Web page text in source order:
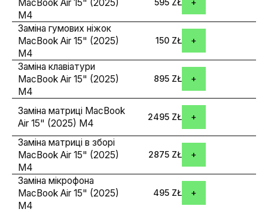
MacBook Air 15" (2025)
M4
595 ZŁ
Заміна гумових ніжок
MacBook Air 15" (2025)
M4
150 ZŁ
Заміна клавіатури
MacBook Air 15" (2025)
M4
895 ZŁ
Заміна матриці MacBook
Air 15" (2025) M4
2495 ZŁ
Заміна матриці в зборі
MacBook Air 15" (2025)
M4
2875 ZŁ
Заміна мікрофона
MacBook Air 15" (2025)
M4
495 ZŁ